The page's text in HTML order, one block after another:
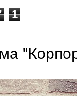
1